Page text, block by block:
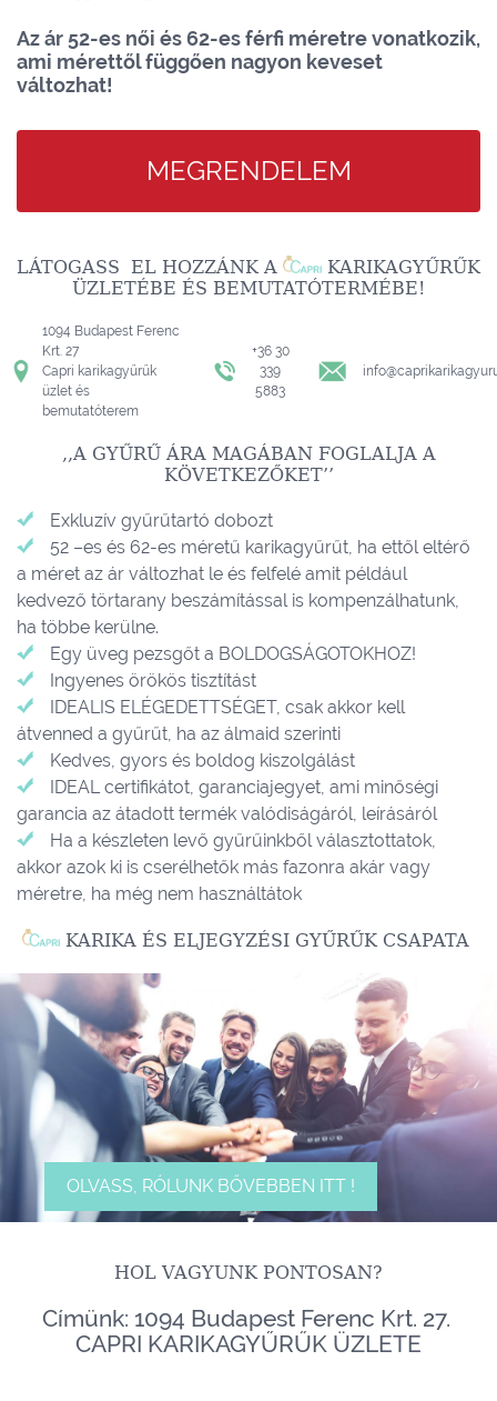
Az ár 52-es női és 62-es férfi méretre vonatkozik,
ami mérettől függően nagyon keveset
változhat!
MEGRENDELEM
LÁTOGASS EL HOZZÁNK A
KARIKAGYŰRŰK
ÜZLETÉBE ÉS BEMUTATÓTERMÉBE!
1094 Budapest Ferenc
Krt. 27
Capri karikagyűrűk
üzlet és
bemutatóterem
+36 30
339
5883
,,A GYŰRŰ ÁRA MAGÁBAN FOGLALJA A
KÖVETKEZŐKET’’
Exkluzív gyűrűtartó dobozt
52 –es és 62-es méretű karikagyűrűt, ha ettől eltérő
a méret az ár változhat le és felfelé amit például
kedvező törtarany beszámítással is kompenzálhatunk,
ha többe kerülne.
Egy üveg pezsgőt a BOLDOGSÁGOTOKHOZ!
Ingyenes örökös tisztítást
IDEALIS ELÉGEDETTSÉGET, csak akkor kell
átvenned a gyűrűt, ha az álmaid szerinti
Kedves, gyors és boldog kiszolgálást
IDEAL certifikátot, garanciajegyet, ami minőségi
garancia az átadott termék valódiságáról, leírásáról
Ha a készleten levő gyűrűinkből választottatok,
akkor azok ki is cserélhetők más fazonra akár vagy
méretre, ha még nem használtátok
KARIKA ÉS ELJEGYZÉSI GYŰRŰK CSAPATA
OLVASS, RÓLUNK BŐVEBBEN ITT !
HOL VAGYUNK PONTOSAN?
Címünk: 1094 Budapest Ferenc Krt. 27.
CAPRI KARIKAGYŰRŰK ÜZLETE